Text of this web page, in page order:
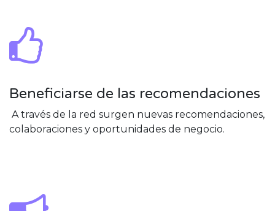
Beneficiarse de las recomendaciones
A través de la red surgen nuevas recomendaciones,
colaboraciones y oportunidades de negocio.